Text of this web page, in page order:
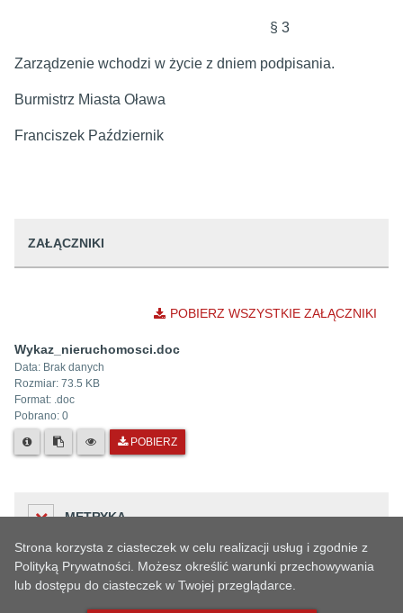
§ 3
Zarządzenie wchodzi w życie z dniem podpisania.
Burmistrz Miasta Oława
Franciszek Październik
ZAŁĄCZNIKI
POBIERZ WSZYSTKIE ZAŁĄCZNIKI
Wykaz_nieruchomosci.doc
Data: Brak danych
Rozmiar: 73.5 KB
Format: .doc
Pobrano: 0
POBIERZ
METRYKA
Liczba odwiedzin
Strona korzysta z ciasteczek w celu realizacji usług i zgodnie z
Polityką Prywatności. Możesz określić warunki przechowywania
lub dostępu do ciasteczek w Twojej przeglądarce.